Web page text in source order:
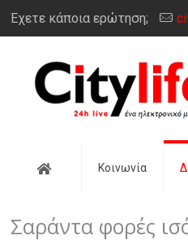
Έχετε κάποια ερώτηση;
Αρχική Κοινωνία
Σαράντα φορές